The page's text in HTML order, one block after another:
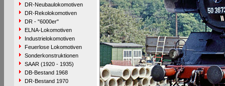
DR-Neubaulokomotiven
DR-Rekolokomotiven
DR - "6000er"
ELNA-Lokomotiven
Industrielokomotiven
Feuerlose Lokomotiven
Sonderkonstruktionen
SAAR (1920 - 1935)
DB-Bestand 1968
DR-Bestand 1970